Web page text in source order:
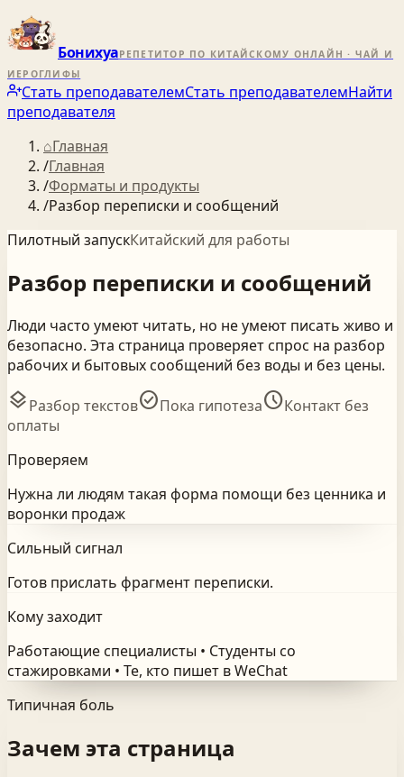
БонихуаРЕПЕТИТОР ПО КИТАЙСКОМУ ОНЛАЙН · ЧАЙ И
ИЕРОГЛИФЫ
Стать преподавателемСтать преподавателемНайти
преподавателя
⌂Главная
/Главная
/Форматы и продукты
/Разбор переписки и сообщений
Пилотный запускКитайский для работы
Разбор переписки и сообщений
Люди часто умеют читать, но не умеют писать живо и
безопасно. Эта страница проверяет спрос на разбор
рабочих и бытовых сообщений без воды и без цены.
layersРазбор текстовcheck_circleПока гипотезаscheduleКонтакт без
оплаты
Проверяем
Нужна ли людям такая форма помощи без ценника и
воронки продаж
Сильный сигнал
Готов прислать фрагмент переписки.
Кому заходит
Работающие специалисты • Студенты со
стажировками • Те, кто пишет в WeChat
Типичная боль
Зачем эта страница